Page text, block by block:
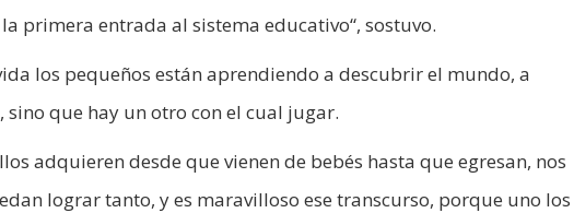
primera entrada al sistema educativo“, sostuvo.
los pequeños están aprendiendo a descubrir el mundo, a
que hay un otro con el cual jugar.
adquieren desde que vienen de bebés hasta que egresan, nos
lograr tanto, y es maravilloso ese transcurso, porque uno los